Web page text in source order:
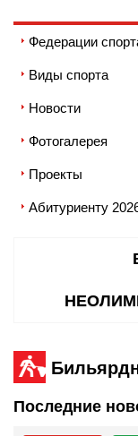
Федерации
Виды спорта
Новости
Фотогалерея
Проекты
Абитуриенту
Последние